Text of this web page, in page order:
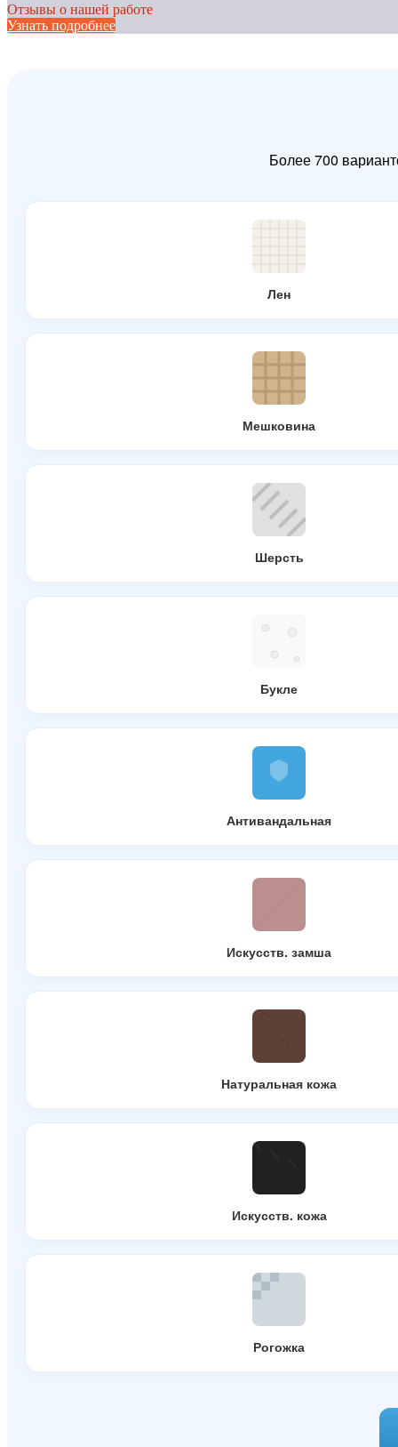
Отзывы о нашей работе
Узнать подробнее
Более 700
Лен
Мешковина
Шерсть
Букле
Антивандальная
Искусств. замша
Натуральная кожа
Искусств. кожа
Рогожка